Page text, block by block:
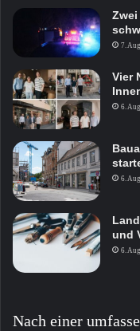
7.
Vier
6.
6.
und
6.
Nach einer